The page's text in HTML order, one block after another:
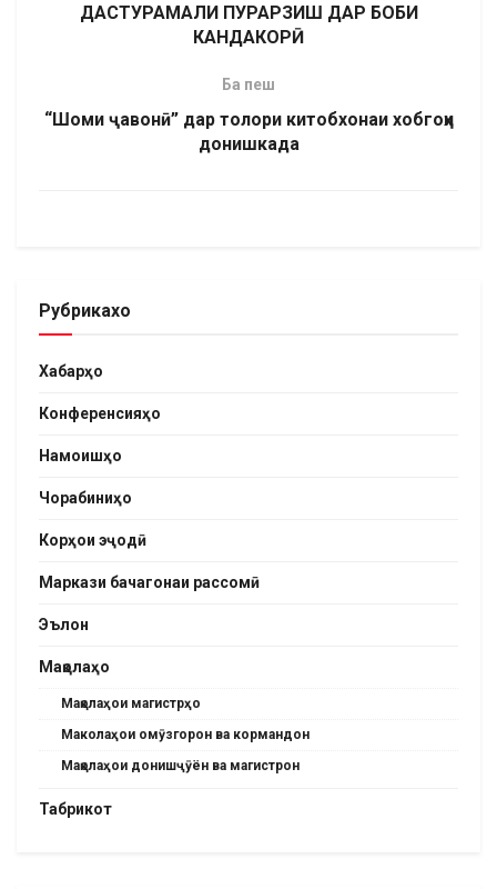
ДАСТУРАМАЛИ ПУРАРЗИШ ДАР БОБИ
КАНДАКОРӢ
Ба пеш
“Шоми ҷавонӣ” дар толори китобхонаи хобгоҳи
донишкада
Рубрикахо
Хабарҳо
Конференсияҳо
Намоишҳо
Чорабиниҳо
Корҳои эҷодӣ
Маркази бачагонаи рассомӣ
Эълон
Мақолаҳо
Мақолаҳои магистрҳо
Маколаҳои омӯзгорон ва кормандон
Мақолаҳои донишҷӯён ва магистрон
Табрикот